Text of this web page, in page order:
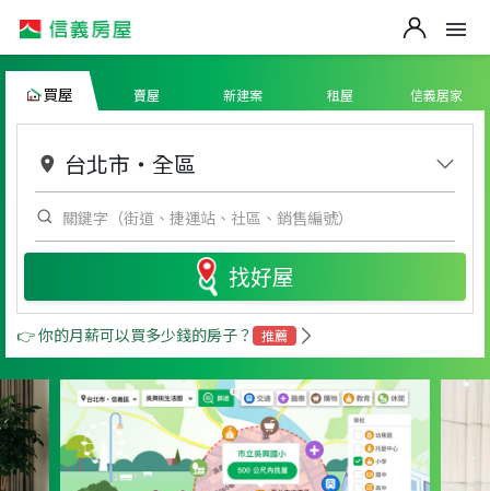
買屋 賣屋 新建案 租屋 信義居家
台北市 ・ 全區
找好屋
👉 你的月薪可以買多少錢的房子？ 推薦